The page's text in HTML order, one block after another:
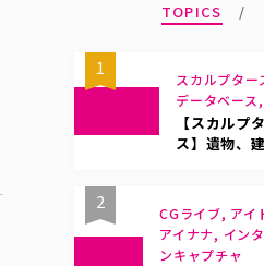
TOPICS
1
スカルプタ
データベース
【スカルプ
ス】遺物、
2
CGライブ, アイ
アイナナ, イン
ンキャプチャ